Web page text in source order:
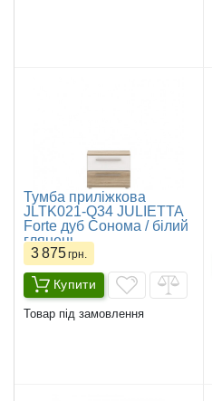
Тумба приліжкова
JLTK021-Q34 JULIETTA
Forte дуб Сонома / білий
глянець
3 875грн.
Купити
Товар під замовлення